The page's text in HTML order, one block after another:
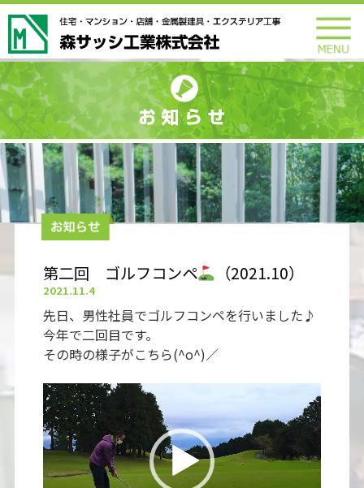
第二回 ゴルフコンペ （2021.10）
2021.11.4
先日、男性社員でゴルフコンペを行いました♪
今年で二回目です。
その時の様子がこちら(^o^)／
ヤ
ー